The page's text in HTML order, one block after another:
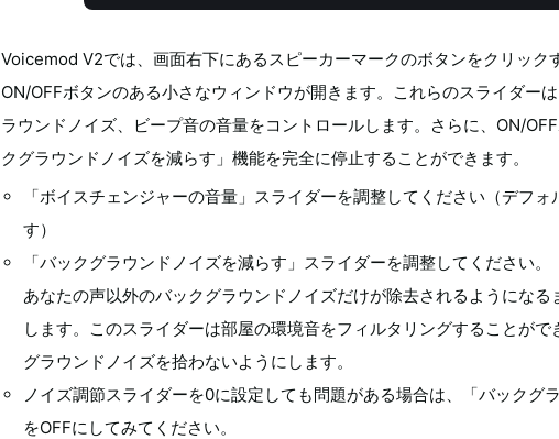
Voicemod V2では、画面右下にあるスピーカーマークのボタンをクリック
ON/OFFボタンのある小さなウィンドウが開きます。これらのスライダー
ラウンドノイズ、ビープ音の音量をコントロールします。さらに、ON/
クグラウンドノイズを減らす」機能を完全に停止することができます。
「ボイスチェンジャーの音量」スライダーを調整してください（デフ
す）
「バックグラウンドノイズを減らす」スライダーを調整してください。
あなたの声以外のバックグラウンドノイズだけが除去されるようにな
します。このスライダーは部屋の環境音をフィルタリングすることが
グラウンドノイズを拾わないようにします。
ノイズ調節スライダーを0に設定しても問題がある場合は、「バックグ
をOFFにしてみてください。